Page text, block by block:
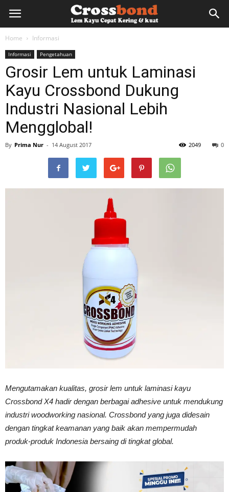
lemkayu.net
Lem
Kayu,
Kuat
&
Tahan
Home Informasi
Informasi Pengetahuan
Grosir Lem untuk Laminasi
Kayu Crossbond Dukung
Industri Nasional Lebih
Mengglobal!
By Prima Nur - 14 August 2017 0
2049
Mengutamakan kualitas, grosir lem untuk laminasi kayu
Crossbond X4 hadir dengan berbagai adhesive untuk mendukung
industri woodworking nasional. Crossbond yang juga didesain
dengan tingkat keamanan yang baik akan mempermudah
produk-produk Indonesia bersaing di tingkat global.